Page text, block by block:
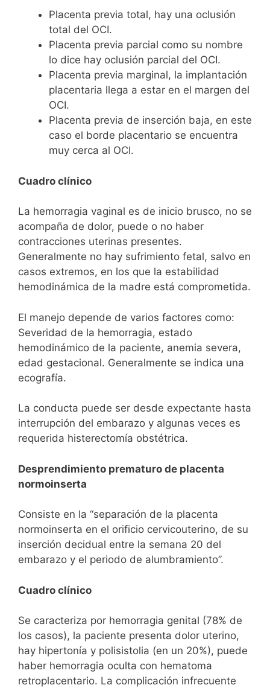
Placenta previa total, hay una oclusión
total del OCI.
Placenta previa parcial como su nombre
lo dice hay oclusión parcial del OCI.
Placenta previa marginal, la implantación
placentaria llega a estar en el margen del
OCI.
Placenta previa de inserción baja, en este
caso el borde placentario se encuentra
muy cerca al OCI.
Cuadro clínico
La hemorragia vaginal es de inicio brusco, no se
acompaña de dolor, puede o no haber
contracciones uterinas presentes.
Generalmente no hay sufrimiento fetal, salvo en
casos extremos, en los que la estabilidad
hemodinámica de la madre está comprometida.
El manejo depende de varios factores como:
Severidad de la hemorragia, estado
hemodinámico de la paciente, anemia severa,
edad gestacional. Generalmente se indica una
ecografía.
La conducta puede ser desde expectante hasta
interrupción del embarazo y algunas veces es
requerida histerectomía obstétrica.
Desprendimiento prematuro de placenta
normoinserta
Consiste en la “separación de la placenta
normoinserta en el orificio cervicouterino, de su
inserción decidual entre la semana 20 del
embarazo y el periodo de alumbramiento”.
Cuadro clínico
Se caracteriza por hemorragia genital (78% de
los casos), la paciente presenta dolor uterino,
hay hipertonía y polisistolia (en un 20%), puede
haber hemorragia oculta con hematoma
retroplacentario. La complicación infrecuente